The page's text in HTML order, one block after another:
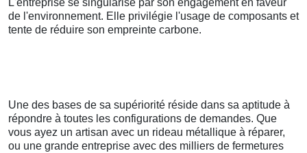
L'entreprise se singularise par son engagement en faveur
de l'environnement. Elle privilégie l'usage de composants et
tente de réduire son empreinte carbone.
Une des bases de sa supériorité réside dans sa aptitude à
répondre à toutes les configurations de demandes. Que
vous ayez un artisan avec un rideau métallique à réparer,
ou une grande entreprise avec des milliers de fermetures